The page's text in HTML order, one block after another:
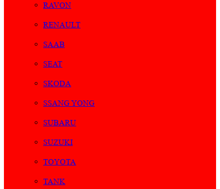
RAVON
RENAULT
SAAB
SEAT
SKODA
SSANG YONG
SUBARU
SUZUKI
TOYOTA
TANK